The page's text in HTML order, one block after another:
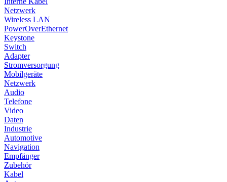
Netzwerk
Wireless LAN
PowerOverEthernet
Keystone
Switch
Adapter
Stromversorgung
Mobilgeräte
Netzwerk
Audio
Telefone
Video
Daten
Industrie
Automotive
Navigation
Empfänger
Zubehör
Kabel